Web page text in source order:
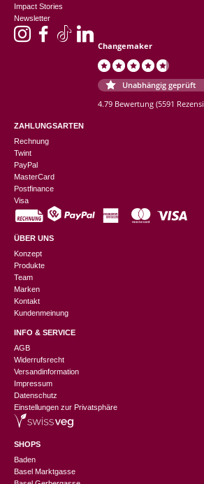
Impact Stories
Newsletter
Changemaker
Unabhängig geprüft
4.79 Bewertung (5591
ZAHLUNGSARTEN
Rechnung
Twint
PayPal
MasterCard
Postfinance
Visa
ÜBER UNS
Konzept
Produkte
Team
Marken
Kontakt
Kundenmeinung
INFO & SERVICE
AGB
Widerrufsrecht
Versandinformation
Impressum
Datenschutz
Einstellungen zur Privatsphäre
SHOPS
Baden
Basel Marktgasse